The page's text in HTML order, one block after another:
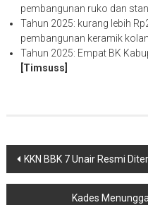
pembangunan ruko dan
Tahun 2025: kurang lebih
pembangunan keramik
Tahun 2025: Empat BK
[Timsuss]
Navigasi
pos
KKN BBK 7 Unair Resmi
Kades